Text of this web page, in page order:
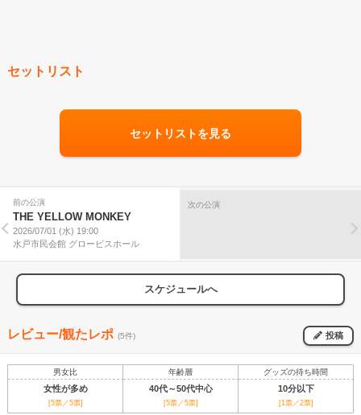
セットリスト
セットリストを見る
前の公演
THE YELLOW MONKEY
2026/07/01 (水) 19:00
水戸市民会館 グロービスホール
次の公演
スケジュールへ
レビュー/観たレポ (5件) 投稿
男女比 年齢層 グッズの待ち時間
女性が多め 40代～50代中心 10分以下
[5票／5票] [5票／5票] [1票／2票]